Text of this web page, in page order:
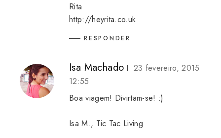
Rita
http://heyrita.co.uk
RESPONDER
Isa Machado
23 fevereiro, 2015
12:55
Boa viagem! Divirtam-se! :)
Isa M., Tic Tac Living